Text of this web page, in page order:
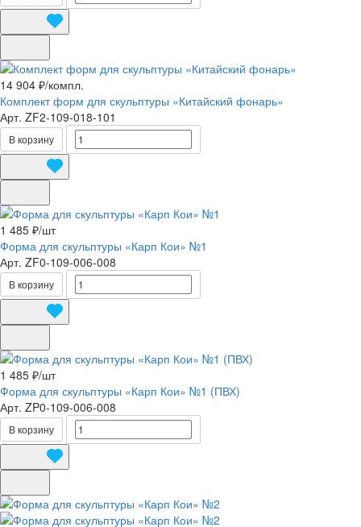
14 904 ₽/компл.
Комплект форм для скульптуры «Китайский фонарь»
Арт. ZF2-109-018-101
В корзину
1 485 ₽/шт
Форма для скульптуры «Карп Кои» №1
Арт. ZF0-109-006-008
В корзину
1 485 ₽/шт
Форма для скульптуры «Карп Кои» №1 (ПВХ)
Арт. ZP0-109-006-008
В корзину